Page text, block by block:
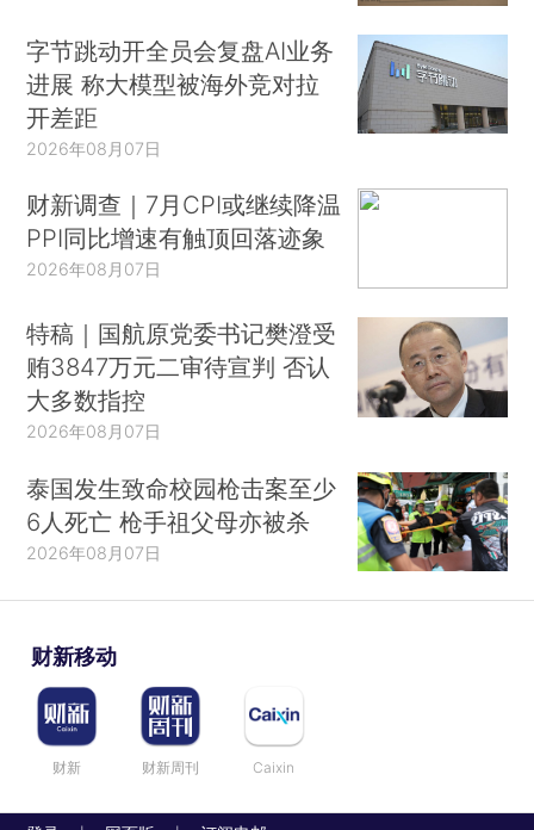
字节跳动开全员会复盘AI业务
进展 称大模型被海外竞对拉
开差距
2026年08月07日
财新调查｜7月CPI或继续降温
PPI同比增速有触顶回落迹象
2026年08月07日
特稿｜国航原党委书记樊澄受
贿3847万元二审待宣判 否认
大多数指控
2026年08月07日
泰国发生致命校园枪击案至少
6人死亡 枪手祖父母亦被杀
2026年08月07日
财新移动
财新 财新周刊 Caixin